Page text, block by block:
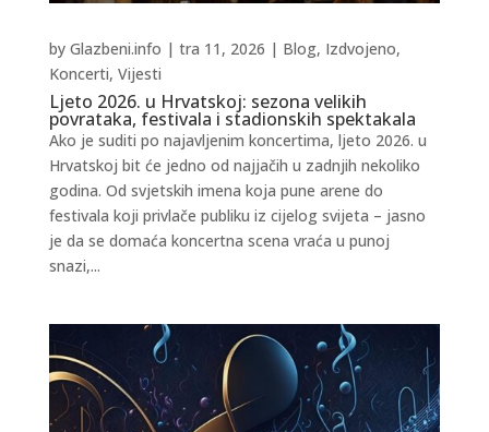
Ljeto 2026. u Hrvatskoj: sezona velikih
povrataka, festivala i stadionskih spektakala
by Glazbeni.info | tra 11, 2026 | Blog, Izdvojeno,
Koncerti, Vijesti
Ako je suditi po najavljenim koncertima, ljeto 2026. u
Hrvatskoj bit će jedno od najjačih u zadnjih nekoliko
godina. Od svjetskih imena koja pune arene do
festivala koji privlače publiku iz cijelog svijeta – jasno
je da se domaća koncertna scena vraća u punoj
snazi,...